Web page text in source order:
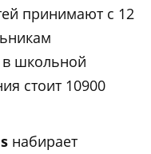
принимают с 12
в школьной
стоит 10900
набирает